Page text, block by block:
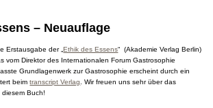
– Neuauflage
Erstausgabe der „Ethik des Essens“ (Akademie Verlag Berlin)
vom Direktor des Internationalen Forum Gastrosophie
Grundlagenwerk zur Gastrosophie erscheint durch ein
beimtranscript Verlag. Wir freuen uns sehr über das
Buch!